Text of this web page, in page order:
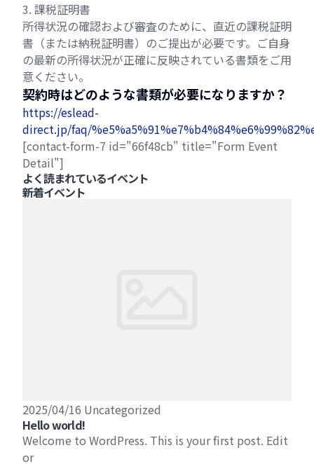
3. 課税証明書
所得状況の確認および審査のために、直近の課税証明
書（または納税証明書）のご提出が必要です。ご自身
の最新の所得状況が正確に反映されている書類をご用
意ください。
契約時はどのような書類が必要になりますか？
https://eslead-
direct.jp/faq/
[contact-form-7 id="66f48cb" title="Form Event
Detail"]
よく読まれているイベント
新着イベント
2025/04/16 Uncategorized
Hello world!
Welcome to WordPress. This is your first post. Edit
or